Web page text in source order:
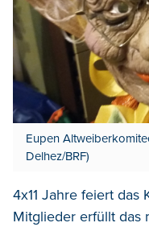
Eupen
Delhez/BRF)
4x11 Jahre feiert das
Mitglieder erfüllt das